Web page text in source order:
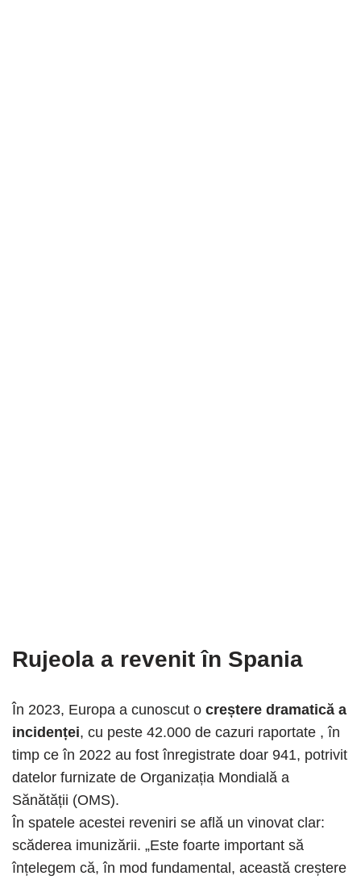
Rujeola a revenit în Spania
În 2023, Europa a cunoscut o creștere dramatică a
incidenței, cu peste 42.000 de cazuri raportate , în
timp ce în 2022 au fost înregistrate doar 941, potrivit
datelor furnizate de Organizația Mondială a
Sănătății (OMS).
În spatele acestei reveniri se află un vinovat clar:
scăderea imunizării. „Este foarte important să
înțelegem că, în mod fundamental, această creștere